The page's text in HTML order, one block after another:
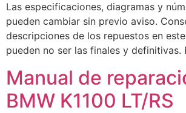
Las especificaciones, diagramas y
pueden cambiar sin previo aviso.
descripciones de los repuestos en
pueden no ser las finales y definitivas.
Manual de
BMW K1100 LT/RS